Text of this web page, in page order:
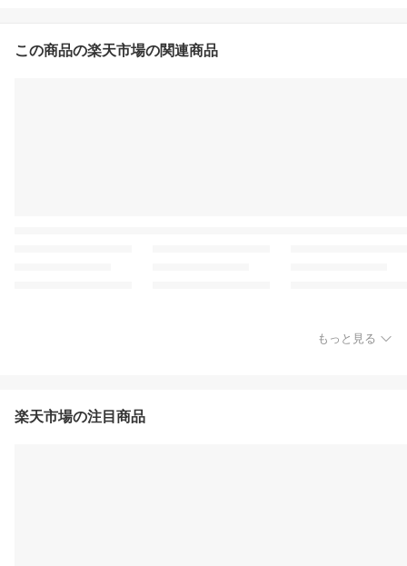
この商品の楽天市場の関連商品
もっと見る
楽天市場の注目商品